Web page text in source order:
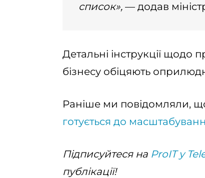
список», — додав
Детальні інструкції щодо
бізнесу обіцяють
Раніше ми повідомляли,
готується до
Підписуйтеся на ProIT у
публікації!